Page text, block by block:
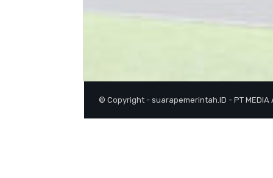
© Copyright - suarapemerintah.ID - PT MEDIA